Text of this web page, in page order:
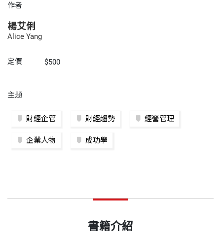
作者
楊艾俐
Alice Yang
定價 $500
主題
財經企管 財經趨勢 經營管理
企業人物 成功學
書籍介紹